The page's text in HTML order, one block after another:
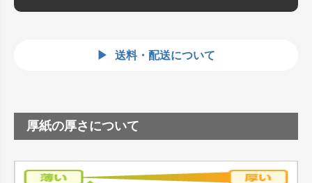
送料・配送について
厚紙の厚さについて